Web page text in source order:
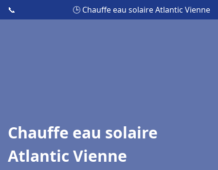
📞 🕒 Chauffe eau solaire Atlantic Vienne
Chauffe eau solaire
Atlantic Vienne